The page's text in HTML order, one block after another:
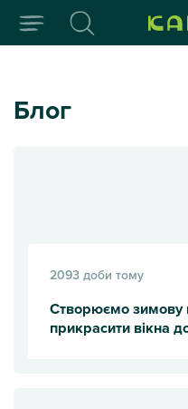
Блог
2093 доби тому
Створюємо зимову
прикрасити вікна